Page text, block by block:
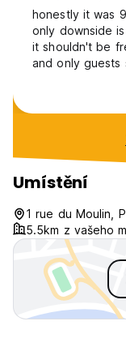
honestly it was
only downside
it shouldn't be
and only
connect it. The
cutting off so I
my mobile data
cleanliness,
though. don't be
the location
city center
basically roam
metro and bus
minutes to go
Umístění
1 rue du Moulin,
5.5km z vašeho